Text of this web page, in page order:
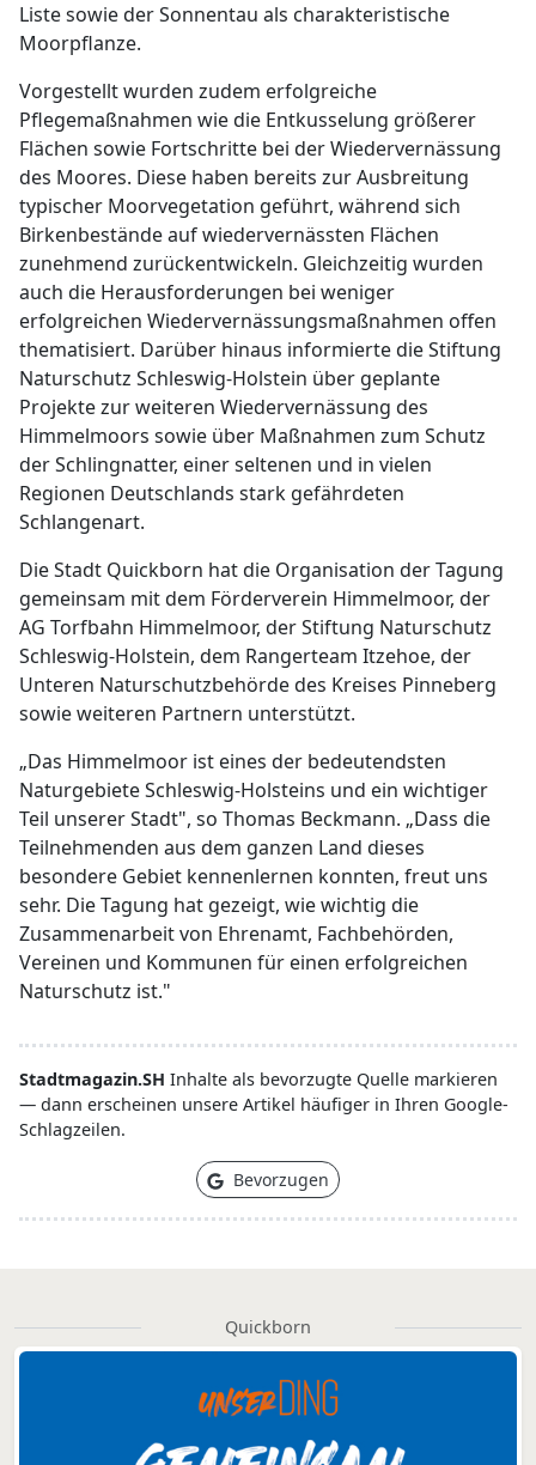
Liste sowie der Sonnentau als charakteristische
Moorpflanze.
Vorgestellt wurden zudem erfolgreiche
Pflegemaßnahmen wie die Entkusselung größerer
Flächen sowie Fortschritte bei der Wiedervernässung
des Moores. Diese haben bereits zur Ausbreitung
typischer Moorvegetation geführt, während sich
Birkenbestände auf wiedervernässten Flächen
zunehmend zurückentwickeln. Gleichzeitig wurden
auch die Herausforderungen bei weniger
erfolgreichen Wiedervernässungsmaßnahmen offen
thematisiert. Darüber hinaus informierte die Stiftung
Naturschutz Schleswig-Holstein über geplante
Projekte zur weiteren Wiedervernässung des
Himmelmoors sowie über Maßnahmen zum Schutz
der Schlingnatter, einer seltenen und in vielen
Regionen Deutschlands stark gefährdeten
Schlangenart.
Die Stadt Quickborn hat die Organisation der Tagung
gemeinsam mit dem Förderverein Himmelmoor, der
AG Torfbahn Himmelmoor, der Stiftung Naturschutz
Schleswig-Holstein, dem Rangerteam Itzehoe, der
Unteren Naturschutzbehörde des Kreises Pinneberg
sowie weiteren Partnern unterstützt.
„Das Himmelmoor ist eines der bedeutendsten
Naturgebiete Schleswig-Holsteins und ein wichtiger
Teil unserer Stadt", so Thomas Beckmann. „Dass die
Teilnehmenden aus dem ganzen Land dieses
besondere Gebiet kennenlernen konnten, freut uns
sehr. Die Tagung hat gezeigt, wie wichtig die
Zusammenarbeit von Ehrenamt, Fachbehörden,
Vereinen und Kommunen für einen erfolgreichen
Naturschutz ist."
Stadtmagazin.SH Inhalte als bevorzugte Quelle markieren
— dann erscheinen unsere Artikel häufiger in Ihren Google-
Schlagzeilen.
Bevorzugen
Quickborn